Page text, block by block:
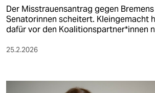
Der Misstrauensantrag gegen
Senatorinnen scheitert. Kleingemacht
dafür vor den Ko­ali­ti­ons­part­ne­r*in­nen
25.2.2026